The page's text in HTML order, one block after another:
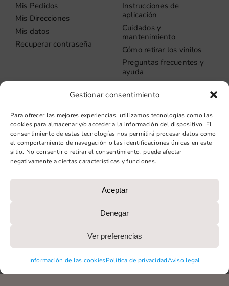
Gestionar consentimiento
Para ofrecer las mejores experiencias, utilizamos tecnologías como las
cookies para almacenar y/o acceder a la información del dispositivo. El
consentimiento de estas tecnologías nos permitirá procesar datos como
el comportamiento de navegación o las identificaciones únicas en este
sitio. No consentir o retirar el consentimiento, puede afectar
negativamente a ciertas características y funciones.
Aceptar
Denegar
Ver preferencias
Información de las cookiesPolítica de privacidadAviso legal
Mis Pedidos
Mis Direcciones
Mis datos
Recuperar contraseña
Instrucciones de
aplicación
Cuidados y
mantenimiento
Cómo retirar los vinilos
Preguntas frecuentes y
ayuda
Información
Aviso legal
Política de privacidad
Información de las
cookies
Condiciones de venta
Contacto
Carrer del Rosselló, 272
08037 – Barcelona
+34 93 706 51 69
hello@vinilook.net
PROGRAMA KIT DIGITAL COFINANCIADO POR LOS FONDOS
NEXT GENERATION (EU) DEL MECANISMO DE
RECUPERACIÓN Y RESILIENCIA